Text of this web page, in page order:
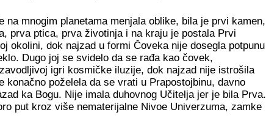
mnogim planetama menjala oblike, bila je prvi kamen,
prva ptica, prva životinja i na kraju je postala Prvi
okolini, dok najzad u formi Čoveka nije dosegla potpunu
Dugo joj se svidelo da se rađa kao čovek,
igri kosmičke iluzije, dok najzad nije istrošila
poželela da se vrati u Prapostojbinu, davno
ka Bogu. Nije imala duhovnog Učitelja jer je bila Prva.
put kroz više nematerijalne Nivoe Univerzuma, zamke